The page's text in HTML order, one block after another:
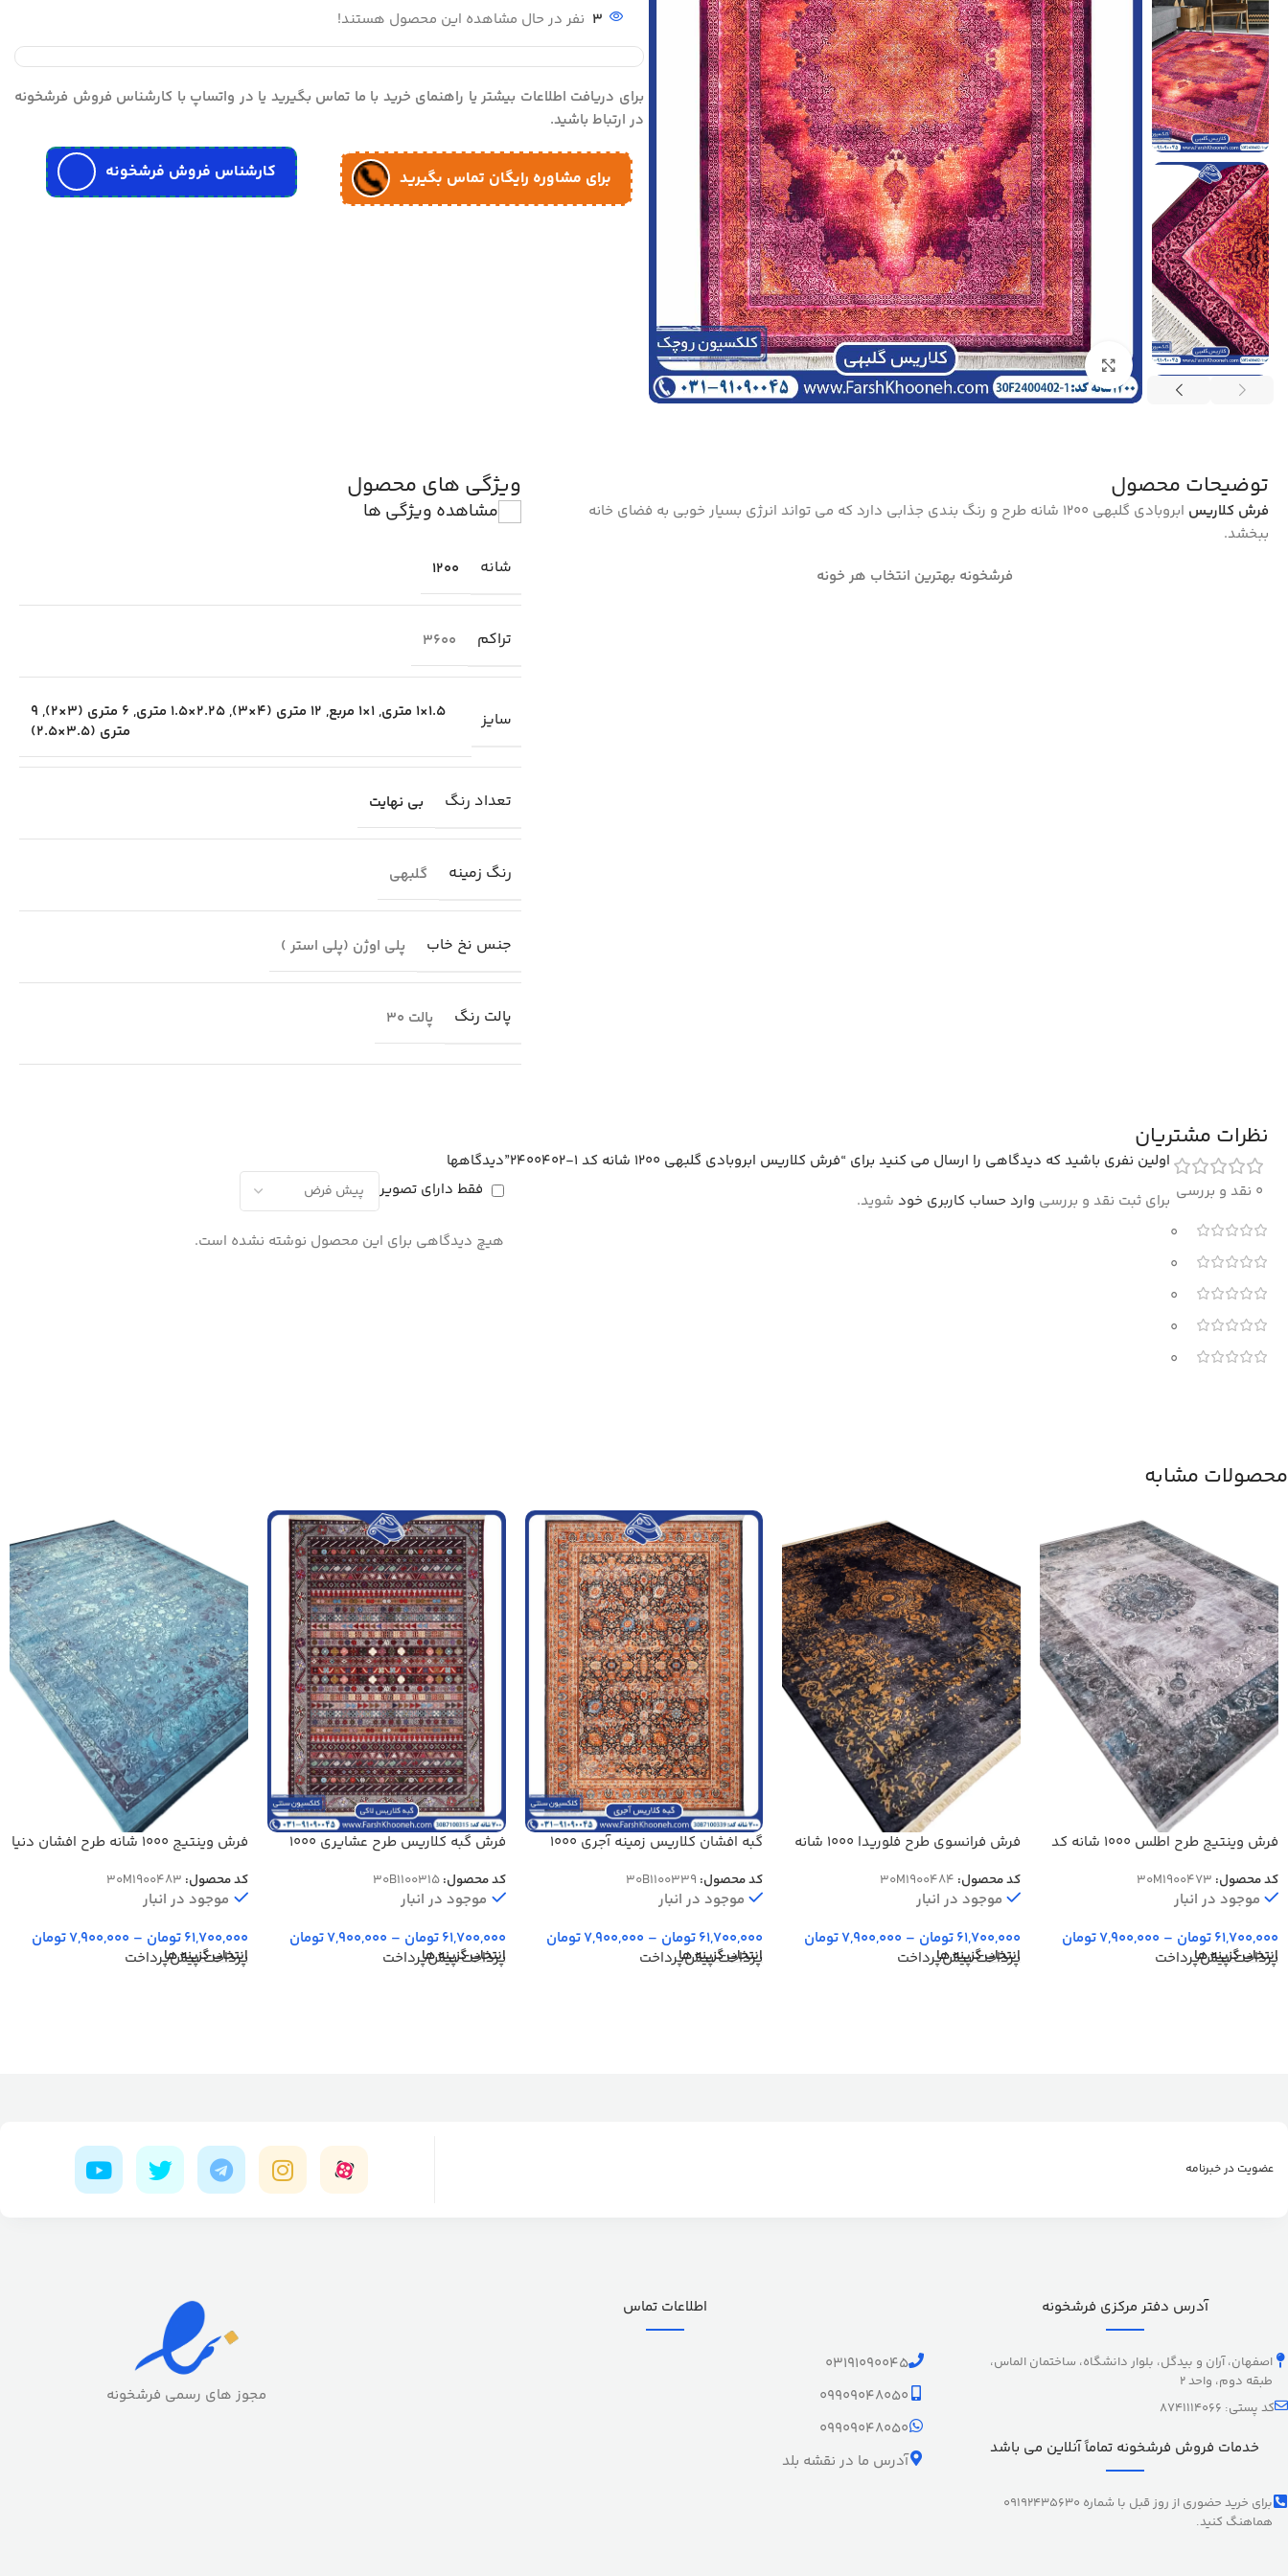
بزرگنمایی تصویر
3 نفر در حال مشاهده این محصول هستند!
برای دریافت اطلاعات بیشتر یا راهنمای خرید با ما تماس بگیرید یا در واتساپ با کارشناس فروش فرشخونه
در ارتباط باشید.
برای مشاوره رایگان تماس بگیرید کارشناس فروش فرشخونه
توضیحات محصول
فرش کلاریس
ابروبادی گلبهی 1200 شانه طرح و رنگ بندی جذابی دارد که می تواند انرژی بسیار خوبی به فضای خانه
ببخشد.
فرشخونه بهترین انتخاب هر خونه
ویژگی های محصول
مشاهده ویژگی ها
شانه 1200
تراکم 3600
سایز 1.5×1 متری ,1×1 مربع , 12 متری (4×3) ,2.25×1.5 متری , 6 متری (3×2) ,
9
متری (3.5×2.5)
تعداد رنگ بی نهایت
رنگ زمینه گلبهی
جنس نخ خاب پلی اوژن (پلی استر )
پالت رنگ پالت 30
نظرات مشتریان
0 نقد و بررسی
0
0
0
0
0
دیدگاهها
فقط دارای تصویر
هیچ دیدگاهی برای این محصول نوشته نشده است.
اولین نفری باشید که دیدگاهی را ارسال می کنید برای “فرش کلاریس ابروبادی گلبهی 1200 شانه کد 1-2400402”
برای ثبت نقد و بررسی وارد حساب کاربری خود شوید.
محصولات مشابه
فرش وینتیج طرح اطلس 1000 شانه کد
کد محصول: 30M1900473
موجود در انبار
61,700,000تومان –
7,900,000تومان
انتخاب گزینه ها
پرداخت پیش‌پرداخت
فرش فرانسوی طرح فلوریدا 1000 شانه
کد محصول: 30M1900484
موجود در انبار
61,700,000تومان –
7,900,000تومان
انتخاب گزینه ها
پرداخت پیش‌پرداخت
گبه افشان کلاریس زمینه آجری 1000
کد محصول: 30B1100339
موجود در انبار
61,700,000تومان –
7,900,000تومان
انتخاب گزینه ها
پرداخت پیش‌پرداخت
فرش گبه کلاریس طرح عشایری 1000
کد محصول:30B1100315
موجود در انبار
61,700,000تومان –
7,900,000تومان
انتخاب گزینه ها
پرداخت پیش‌پرداخت
فرش وینتیج 1000 شانه طرح افشان دنیا
کد محصول: 30M1900483
موجود در انبار
61,700,000تومان –
7,900,000تومان
انتخاب گزینه ها
پرداخت پیش‌پرداخت
عضویت در خبرنامه
آدرس دفتر مرکزی فرشخونه
اصفهان، آران و بیدگل، بلوار دانشگاه، ساختمان الماس،
طبقه دوم، واحد 2
کد پستی: 8741114066
خدمات فروش فرشخونه تماماً آنلاین می باشد
برای خرید حضوری از روز قبل با شماره 09192435630
هماهنگ کنید.
اطلاعات تماس
03191090045
09909048050
09909048050
آدرس ما در نقشه بلد
مجوز های رسمی فرشخونه